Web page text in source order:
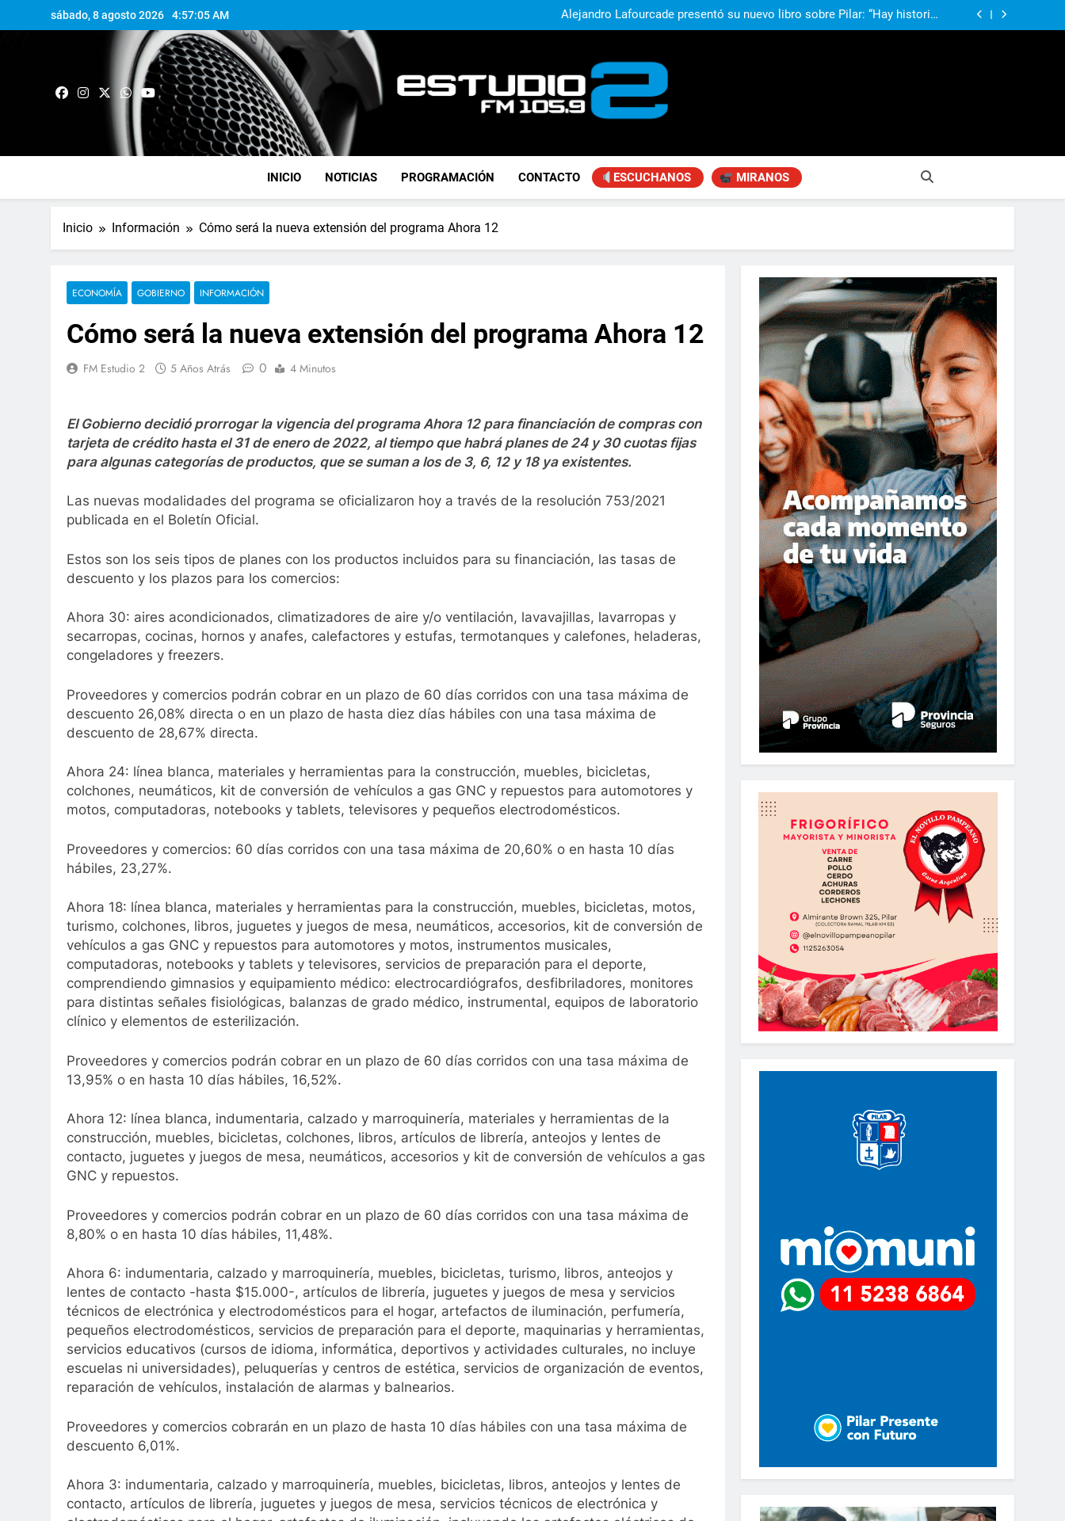
sábado, 8 agosto 2026 4:57:06 AM
que, si nadie las plasma, se pierden para siempre”
Achával, primero en imagen positiva entre jefes comunales del GBA
Fabiana Cantilo presenta ‘Flor de Loto’
Achával, primero en imagen positiva entre jefes comunales del GBA
FM Estudio 2
INICIO NOTICIAS PROGRAMACIÓN CONTACTO ESCUCHANOS MIRANOS
Inicio Información Cómo será la nueva extensión del programa Ahora 12
ECONOMÍA GOBIERNO INFORMACIÓN
Cómo será la nueva extensión del programa Ahora 12
FM Estudio 2 5 Años Atrás 0 4 Minutos
El Gobierno decidió prorrogar la vigencia del programa Ahora 12 para financiación de compras con
tarjeta de crédito hasta el 31 de enero de 2022, al tiempo que habrá planes de 24 y 30 cuotas fijas
para algunas categorías de productos, que se suman a los de 3, 6, 12 y 18 ya existentes.
Las nuevas modalidades del programa se oficializaron hoy a través de la resolución 753/2021
publicada en el Boletín Oficial.
Estos son los seis tipos de planes con los productos incluidos para su financiación, las tasas de
descuento y los plazos para los comercios:
Ahora 30: aires acondicionados, climatizadores de aire y/o ventilación, lavavajillas, lavarropas y
secarropas, cocinas, hornos y anafes, calefactores y estufas, termotanques y calefones, heladeras,
congeladores y freezers.
Proveedores y comercios podrán cobrar en un plazo de 60 días corridos con una tasa máxima de
descuento 26,08% directa o en un plazo de hasta diez días hábiles con una tasa máxima de
descuento de 28,67% directa.
Ahora 24: línea blanca, materiales y herramientas para la construcción, muebles, bicicletas,
colchones, neumáticos, kit de conversión de vehículos a gas GNC y repuestos para automotores y
motos, computadoras, notebooks y tablets, televisores y pequeños electrodomésticos.
Proveedores y comercios: 60 días corridos con una tasa máxima de 20,60% o en hasta 10 días
hábiles, 23,27%.
Ahora 18: línea blanca, materiales y herramientas para la construcción, muebles, bicicletas, motos,
turismo, colchones, libros, juguetes y juegos de mesa, neumáticos, accesorios, kit de conversión de
vehículos a gas GNC y repuestos para automotores y motos, instrumentos musicales,
computadoras, notebooks y tablets y televisores, servicios de preparación para el deporte,
comprendiendo gimnasios y equipamiento médico: electrocardiógrafos, desfibriladores, monitores
para distintas señales fisiológicas, balanzas de grado médico, instrumental, equipos de laboratorio
clínico y elementos de esterilización.
Proveedores y comercios podrán cobrar en un plazo de 60 días corridos con una tasa máxima de
13,95% o en hasta 10 días hábiles, 16,52%.
Ahora 12: línea blanca, indumentaria, calzado y marroquinería, materiales y herramientas de la
construcción, muebles, bicicletas, colchones, libros, artículos de librería, anteojos y lentes de
contacto, juguetes y juegos de mesa, neumáticos, accesorios y kit de conversión de vehículos a gas
GNC y repuestos.
Proveedores y comercios podrán cobrar en un plazo de 60 días corridos con una tasa máxima de
8,80% o en hasta 10 días hábiles, 11,48%.
Ahora 6: indumentaria, calzado y marroquinería, muebles, bicicletas, turismo, libros, anteojos y
lentes de contacto -hasta $15.000-, artículos de librería, juguetes y juegos de mesa y servicios
técnicos de electrónica y electrodomésticos para el hogar, artefactos de iluminación, perfumería,
pequeños electrodomésticos, servicios de preparación para el deporte, maquinarias y herramientas,
servicios educativos (cursos de idioma, informática, deportivos y actividades culturales, no incluye
escuelas ni universidades), peluquerías y centros de estética, servicios de organización de eventos,
reparación de vehículos, instalación de alarmas y balnearios.
Proveedores y comercios cobrarán en un plazo de hasta 10 días hábiles con una tasa máxima de
descuento 6,01%.
Ahora 3: indumentaria, calzado y marroquinería, muebles, bicicletas, libros, anteojos y lentes de
contacto, artículos de librería, juguetes y juegos de mesa, servicios técnicos de electrónica y